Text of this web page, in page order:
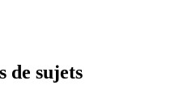
de sujets